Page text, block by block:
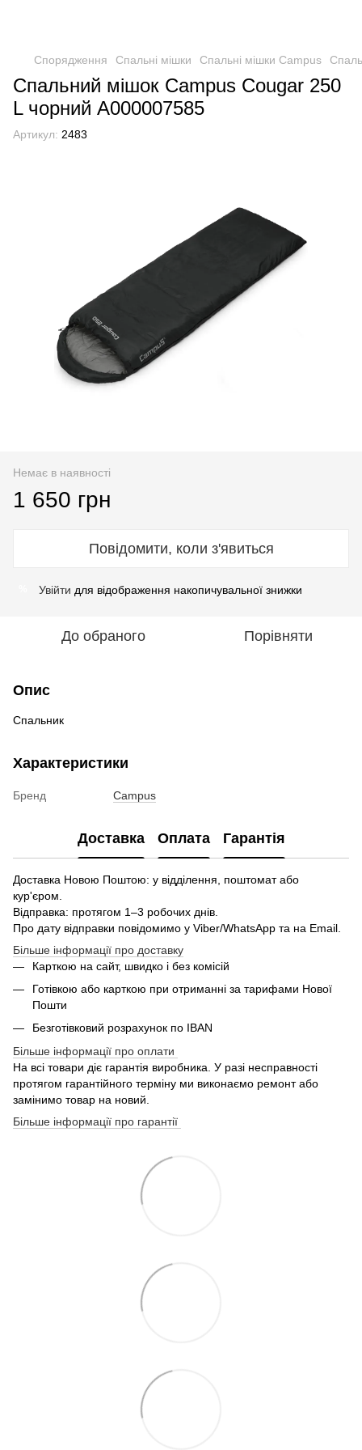
Спорядження Спальні мішки Спальні мішки Campus
Спальний мішок Campus Cougar 250
L чорний А000007585
Артикул: 2483
Немає в наявності
1 650 грн
Повідомити, коли з'явиться
Увійти для відображення накопичувальної знижки
До обраного Порівняти
Опис
Спальник
Характеристики
Бренд Campus
Доставка Оплата Гарантія
Доставка Новою Поштою: у відділення, поштомат або
кур'єром.
Відправка: протягом 1–3 робочих днів.
Про дату відправки повідомимо у Viber/WhatsApp та на Email.
Більше інформації про доставку
Карткою на сайт, швидко і без комісій
Готівкою або карткою при отриманні за тарифами Нової
Пошти
Безготівковий розрахунок по IBAN
Більше інформації про оплати
На всі товари діє гарантія виробника. У разі несправності
протягом гарантійного терміну ми виконаємо ремонт або
замінимо товар на новий.
Більше інформації про гарантії